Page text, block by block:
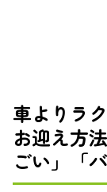
車よりラ
お迎え方
ごい」「